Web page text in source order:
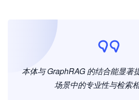
本体与 GraphRAG 的结合能显著
场景中的专业性与检索相